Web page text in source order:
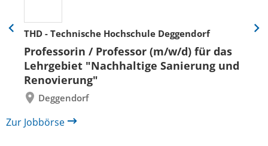
THD - Technische Hochschule Deggendorf
Professorin / Professor (m/w/d) für das
Lehrgebiet "Nachhaltige Sanierung und
Renovierung"
Deggendorf
Eine
zurück
Eine
Zur Jobbörse